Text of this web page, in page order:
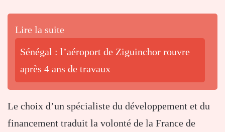
Lire la suite
Sénégal : l’aéroport de Ziguinchor rouvre
après 4 ans de travaux
Le choix d’un spécialiste du développement et du
financement traduit la volonté de la France de